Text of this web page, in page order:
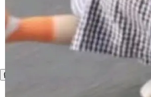
键接入即可快速调用，为各行业用户提供高性
能、安...